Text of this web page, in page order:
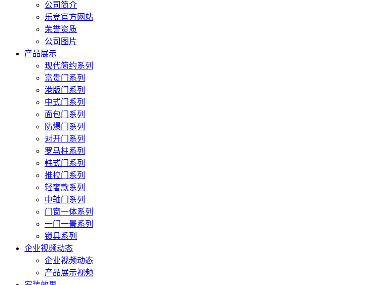
公司简介
乐竞官方网站
荣誉资质
公司图片
产品展示
现代简约系列
富贵门系列
港版门系列
中式门系列
面包门系列
防爆门系列
对开门系列
罗马柱系列
韩式门系列
推拉门系列
轻奢款系列
中轴门系列
门窗一体系列
一门一景系列
锁具系列
企业视频动态
企业视频动态
产品展示视频